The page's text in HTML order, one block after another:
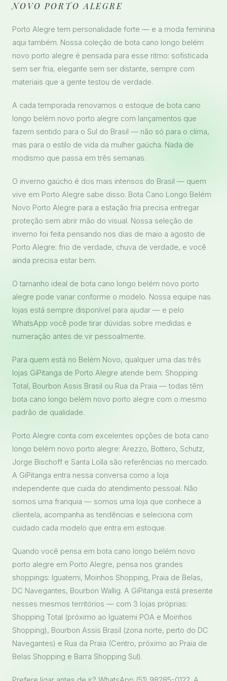
NOVO PORTO ALEGRE
Porto Alegre tem personalidade forte — e a moda feminina
aqui também. Nossa coleção de bota cano longo belém
novo porto alegre é pensada para esse ritmo: sofisticada
sem ser fria, elegante sem ser distante, sempre com
materiais que a gente testou de verdade.
A cada temporada renovamos o estoque de bota cano
longo belém novo porto alegre com lançamentos que
fazem sentido para o Sul do Brasil — não só para o clima,
mas para o estilo de vida da mulher gaúcha. Nada de
modismo que passa em três semanas.
O inverno gaúcho é dos mais intensos do Brasil — quem
vive em Porto Alegre sabe disso. Bota Cano Longo Belém
Novo Porto Alegre para a estação fria precisa entregar
proteção sem abrir mão do visual. Nossa seleção de
inverno foi feita pensando nos dias de maio a agosto de
Porto Alegre: frio de verdade, chuva de verdade, e você
ainda precisa estar bem.
O tamanho ideal de bota cano longo belém novo porto
alegre pode variar conforme o modelo. Nossa equipe nas
lojas está sempre disponível para ajudar — e pelo
WhatsApp você pode tirar dúvidas sobre medidas e
numeração antes de vir pessoalmente.
Para quem está no Belém Novo, qualquer uma das três
lojas GiPitanga de Porto Alegre atende bem. Shopping
Total, Bourbon Assis Brasil ou Rua da Praia — todas têm
bota cano longo belém novo porto alegre com o mesmo
padrão de qualidade.
Porto Alegre conta com excelentes opções de bota cano
longo belém novo porto alegre: Arezzo, Bottero, Schutz,
Jorge Bischoff e Santa Lolla são referências no mercado.
A GiPitanga entra nessa conversa como a loja
independente que cuida do atendimento pessoal. Não
somos uma franquia — somos uma loja que conhece a
clientela, acompanha as tendências e seleciona com
cuidado cada modelo que entra em estoque.
Quando você pensa em bota cano longo belém novo
porto alegre em Porto Alegre, pensa nos grandes
shoppings: Iguatemi, Moinhos Shopping, Praia de Belas,
DC Navegantes, Bourbon Wallig. A GiPitanga está presente
nesses mesmos territórios — com 3 lojas próprias:
Shopping Total (próximo ao Iguatemi POA e Moinhos
Shopping), Bourbon Assis Brasil (zona norte, perto do DC
Navegantes) e Rua da Praia (Centro, próximo ao Praia de
Belas Shopping e Barra Shopping Sul).